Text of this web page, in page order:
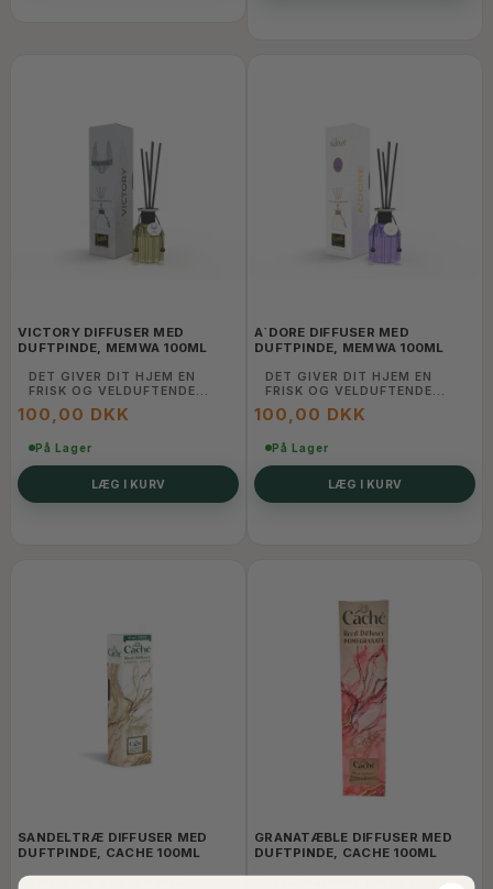
VICTORY DIFFUSER MED
DUFTPINDE, MEMWA 100ML
DET GIVER DIT HJEM EN
FRISK OG VELDUFTENDE
ATMOSFÆRE.
100,00 DKK
På Lager
LÆG I KURV
A`DORE DIFFUSER MED
DUFTPINDE, MEMWA 100ML
DET GIVER DIT HJEM EN
FRISK OG VELDUFTENDE
ATMOSFÆRE.
100,00 DKK
På Lager
LÆG I KURV
SANDELTRÆ DIFFUSER MED
DUFTPINDE, CACHE 100ML
GRANATÆBLE DIFFUSER MED
DUFTPINDE, CACHE 100ML